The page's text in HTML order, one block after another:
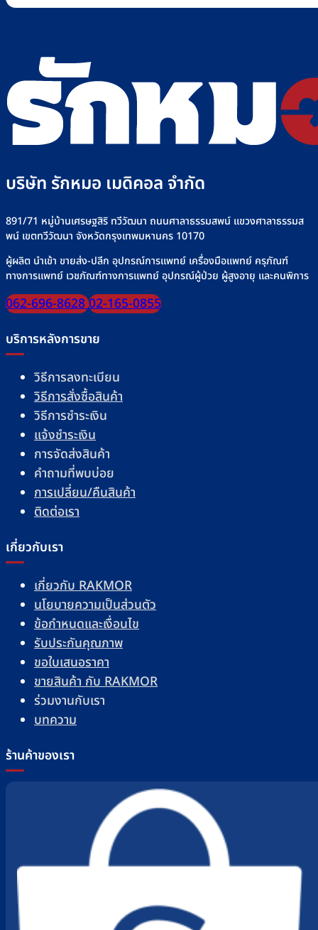
บริษัท รักหมอ เมดิคอล จำกัด
891/71 หมู่บ้านเศรษฐสิริ ทวีวัฒนา ถนนศาลาธรรมสพน์ แขวงศาลาธรรมส
พน์ เขตทวีวัฒนา จังหวัดกรุงเทพมหานคร 10170
ผู้ผลิต นำเข้า ขายส่ง-ปลีก อุปกรณ์การแพทย์ เครื่องมือแพทย์ ครุภัณฑ์
ทางการแพทย์ เวชภัณฑ์ทางการแพทย์ อุปกรณ์ผู้ป่วย ผู้สูงอายุ และคนพิการ
062-696-862802-165-0855
บริการหลังการขาย
วิธีการลงทะเบียน
วิธีการสั่งซื้อสินค้า
วิธีการชำระเงิน
แจ้งชำระเงิน
การจัดส่งสินค้า
คำถามที่พบบ่อย
การเปลี่ยน/คืนสินค้า
ติดต่อเรา
เกี่ยวกับเรา
เกี่ยวกับ RAKMOR
นโยบายความเป็นส่วนตัว
ข้อกำหนดและเงื่อนไข
รับประกันคุณภาพ
ขอใบเสนอราคา
ขายสินค้า กับ RAKMOR
ร่วมงานกับเรา
บทความ
ร้านค้าของเรา